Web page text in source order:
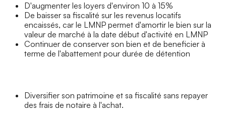
D'augmenter les loyers d'environ 10 à 15%
De baisser sa fiscalité sur les revenus locatifs
encaissés, car le LMNP permet d'amortir le bien sur la
valeur de marché à la date début d'activité en LMNP
Continuer de conserver son bien et de beneficier à
terme de l'abattement pour durée de détention
Diversifier son patrimoine et sa fiscalité sans repayer
des frais de notaire à l'achat.